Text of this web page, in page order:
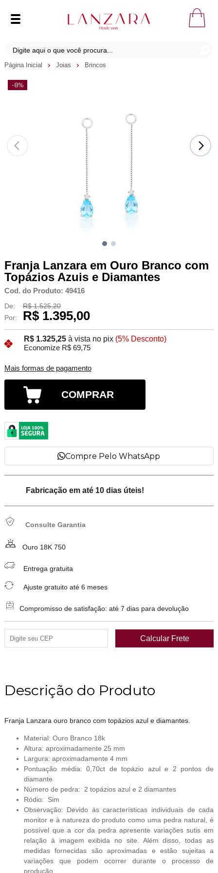
Página Inicial Joias Brincos
-8%
Franja Lanzara em Ouro Branco com
Topázios Azuis e Diamantes
Cod. do Produto: 49416
De:
R$ 1.525,20
Por:
R$ 1.395,00
R$ 1.325,25 à vista no pix (5% Desconto)
Economize R$ 69,75
Mais formas de pagamento
COMPRAR
Compre Pelo WhatsApp
Fabricação em até 10 dias úteis!
Consulte Garantia
Ouro 18K 750
Entrega gratuita
Ajuste gratuito até 6 meses
Compromisso de satisfação: até 7 dias para devolução
Descrição do Produto
Franja Lanzara ouro branco com topázios azul e diamantes.
Material: Ouro Branco 18k
Altura: aproximadamente 25 mm
Largura: aproximadamente 4 mm
Pontuação média: 0,70ct de topázio azul e 2 pontos de
diamante
Número de pedra: 2 topázios azul e 2 diamantes
Ródio: Sim
Observação: Devido às características individuais de cada
monitor e à natureza do produto como uma pedra natural, é
possível que a cor da pedra apresente variações sutis em
relação à imagem exibida no site. Além disso, todas as
medidas fornecidas são aproximadas e estão sujeitas a
variações que podem ocorrer durante o processo de
produção.